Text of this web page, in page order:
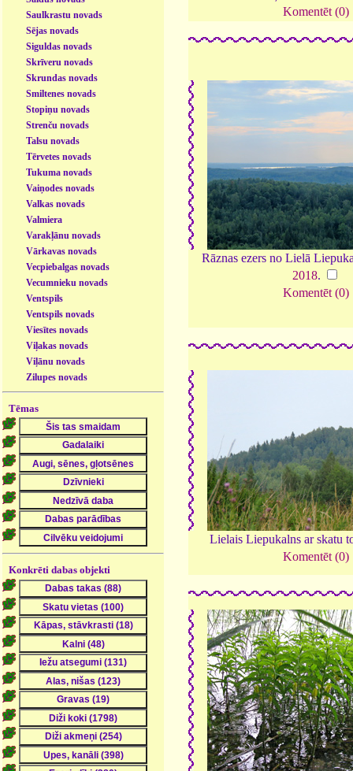
Saulkrastu novads
Sējas novads
Siguldas novads
Skrīveru novads
Skrundas novads
Smiltenes novads
Stopiņu novads
Strenču novads
Talsu novads
Tērvetes novads
Tukuma novads
Vaiņodes novads
Valkas novads
Valmiera
Varakļānu novads
Vārkavas novads
Vecpiebalgas novads
Vecumnieku novads
Ventspils
Ventspils novads
Viesītes novads
Viļakas novads
Viļānu novads
Zilupes novads
Tēmas
Konkrēti dabas objekti
Komentēt (0)
Rāznas ezers no Lielā
2018.
Komentēt (0)
Lielais Liepukalns ar skatu
Komentēt (0)